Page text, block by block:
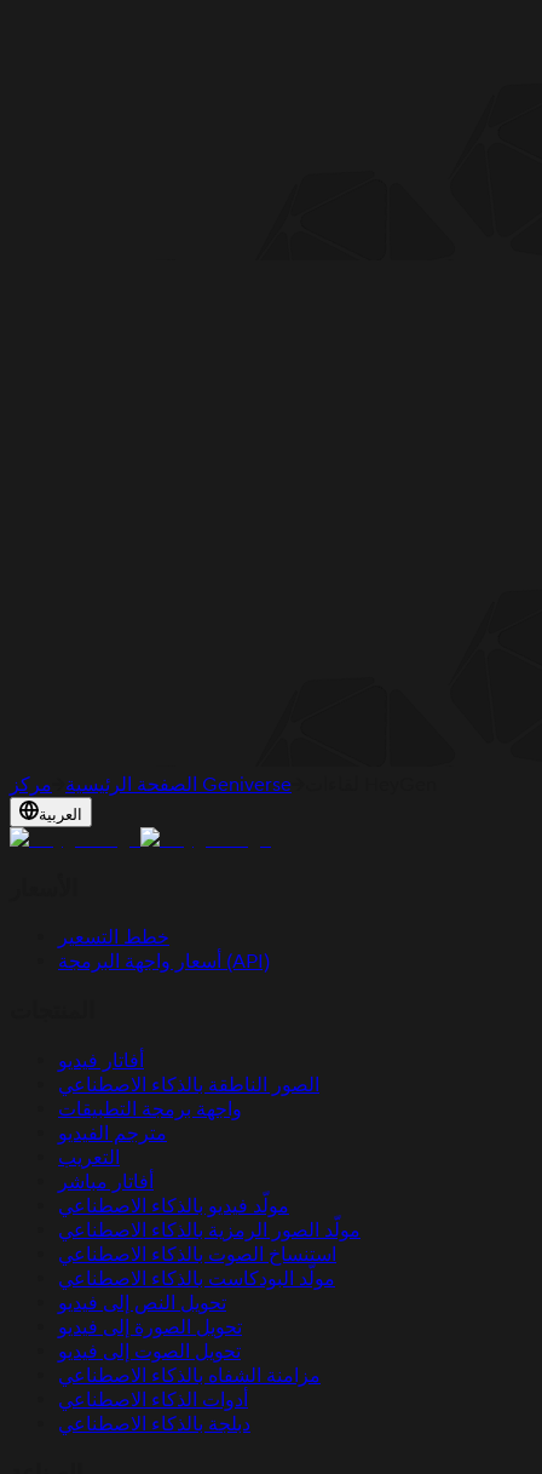
الصفحة الرئيسية مركز Geniverse
العربية
خطط التسعير
أسعار واجهة البرمجة (API)
أفاتار فيديو
الصور الناطقة بالذكاء الاصطناعي
واجهة برمجة التطبيقات
مترجم الفيديو
التعريب
أفاتار مباشر
مولّد فيديو بالذكاء الاصطناعي
مولّد الصور الرمزية بالذكاء الاصطناعي
استنساخ الصوت بالذكاء الاصطناعي
مولّد البودكاست بالذكاء الاصطناعي
تحويل النص إلى فيديو
تحويل الصورة إلى فيديو
تحويل الصوت إلى فيديو
مزامنة الشفاه بالذكاء الاصطناعي
أدوات الذكاء الاصطناعي
دبلجة بالذكاء الاصطناعي